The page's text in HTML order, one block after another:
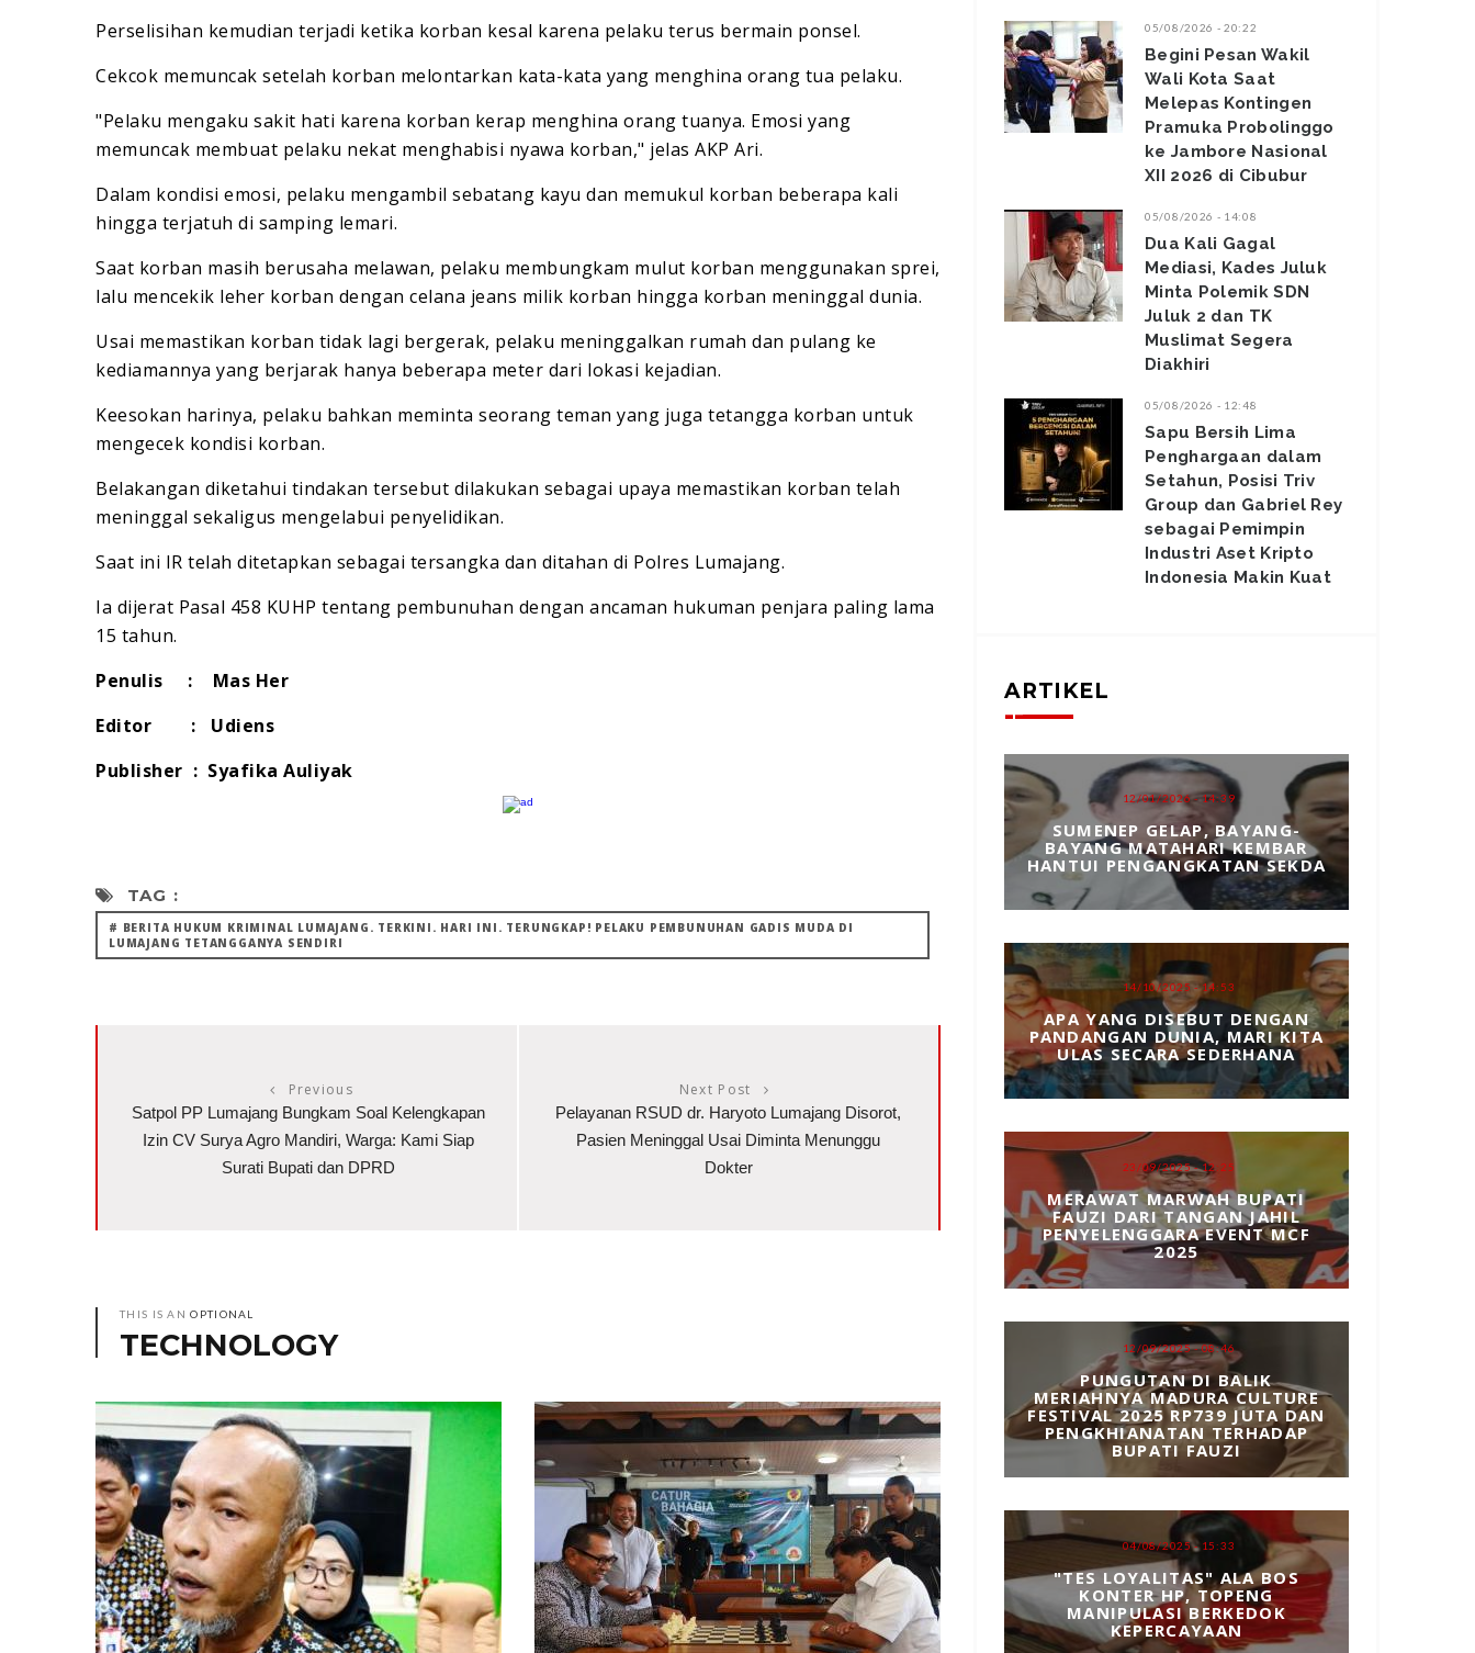
Perselisihan kemudian terjadi ketika korban kesal karena pelaku terus bermain ponsel.
Cekcok memuncak setelah korban melontarkan kata-kata yang menghina orang tua pelaku.
"Pelaku mengaku sakit hati karena korban kerap menghina orang tuanya. Emosi yang
memuncak membuat pelaku nekat menghabisi nyawa korban," jelas AKP Ari.
Dalam kondisi emosi, pelaku mengambil sebatang kayu dan memukul korban beberapa kali
hingga terjatuh di samping lemari.
Saat korban masih berusaha melawan, pelaku membungkam mulut korban menggunakan sprei,
lalu mencekik leher korban dengan celana jeans milik korban hingga korban meninggal dunia.
Usai memastikan korban tidak lagi bergerak, pelaku meninggalkan rumah dan pulang ke
kediamannya yang berjarak hanya beberapa meter dari lokasi kejadian.
Keesokan harinya, pelaku bahkan meminta seorang teman yang juga tetangga korban untuk
mengecek kondisi korban.
Belakangan diketahui tindakan tersebut dilakukan sebagai upaya memastikan korban telah
meninggal sekaligus mengelabui penyelidikan.
Saat ini IR telah ditetapkan sebagai tersangka dan ditahan di Polres Lumajang.
Ia dijerat Pasal 458 KUHP tentang pembunuhan dengan ancaman hukuman penjara paling lama
15 tahun.
Penulis : Mas Her
Editor : Udiens
Publisher : Syafika Auliyak
TAG :
# BERITA HUKUM KRIMINAL LUMAJANG. TERKINI. HARI INI. TERUNGKAP! ‎PELAKU PEMBUNUHAN GADIS MUDA DI
LUMAJANG TETANGGANYA SENDIRI
Previous
Satpol PP Lumajang Bungkam Soal Kelengkapan
‎Izin CV Surya Agro Mandiri, Warga: Kami Siap
Surati Bupati dan DPRD
Next Post
Pelayanan RSUD dr. Haryoto Lumajang Disorot,
Pasien Meninggal Usai Diminta Menunggu
Dokter
THIS IS ANOPTIONAL
TECHNOLOGY
05/08/2026 - 20:22
Begini Pesan Wakil
Wali Kota Saat
Melepas Kontingen
Pramuka Probolinggo
ke Jambore Nasional
XII 2026 di Cibubur
05/08/2026 - 14:08
Dua Kali Gagal
Mediasi, Kades Juluk
Minta Polemik SDN
Juluk 2 dan TK
Muslimat Segera
Diakhiri
05/08/2026 - 12:48
Sapu Bersih Lima
Penghargaan dalam
Setahun, Posisi Triv
Group dan Gabriel Rey
sebagai Pemimpin
Industri Aset Kripto
Indonesia Makin Kuat
ARTIKEL
12/01/2026 - 14:39
SUMENEP GELAP, BAYANG-
BAYANG MATAHARI KEMBAR
HANTUI PENGANGKATAN SEKDA
14/10/2025 - 14:53
APA YANG DISEBUT DENGAN
PANDANGAN DUNIA, MARI KITA
ULAS SECARA SEDERHANA
23/09/2025 - 12:25
MERAWAT MARWAH BUPATI
FAUZI DARI TANGAN JAHIL
PENYELENGGARA EVENT MCF
2025
12/09/2025 - 08:46
PUNGUTAN DI BALIK
MERIAHNYA MADURA CULTURE
FESTIVAL 2025 RP739 JUTA DAN
PENGKHIANATAN TERHADAP
BUPATI FAUZI
04/08/2025 - 15:33
"TES LOYALITAS" ALA BOS
KONTER HP, TOPENG
MANIPULASI BERKEDOK
KEPERCAYAAN